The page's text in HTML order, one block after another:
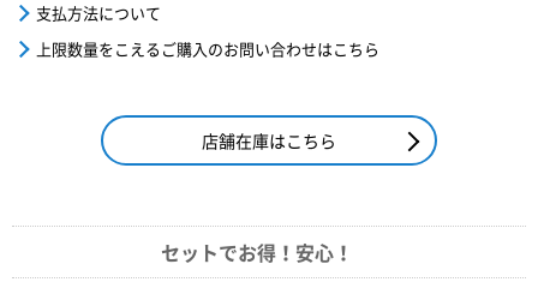
支払方法について
上限数量をこえるご購入のお問い合わせはこちら
店舗在庫はこちら
セットでお得！安心！